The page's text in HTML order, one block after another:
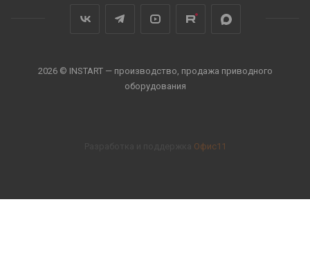
2026 © INSTART — производство, продажа приводного
оборудования
Офис11